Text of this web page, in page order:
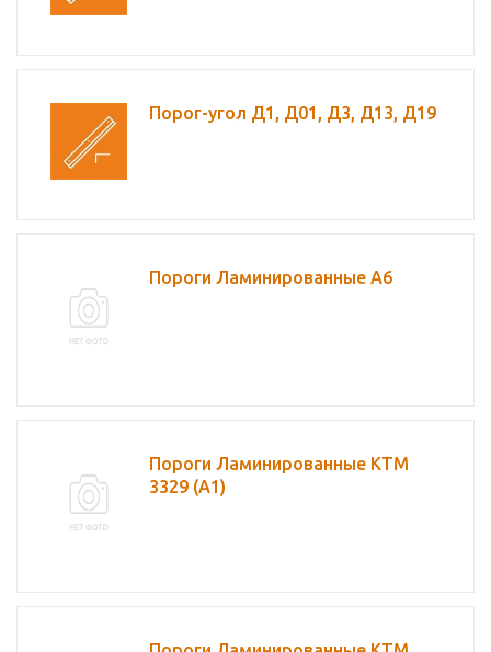
Порог-угол Д1, Д01, Д3, Д13, Д19
Пороги Ламинированные А6
Пороги Ламинированные КТМ
3329 (А1)